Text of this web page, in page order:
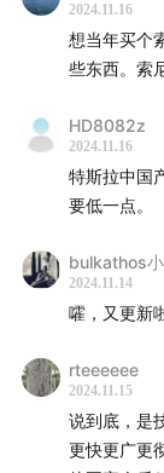
2024.11.16
想当年买个
些东西。索
HD8082z
2024.11.16
特斯拉中国
要低一点。
bulkathos
2024.11.14
嚯，又更新
rteeeeee
2024.11.15
说到底，是
更快更广更